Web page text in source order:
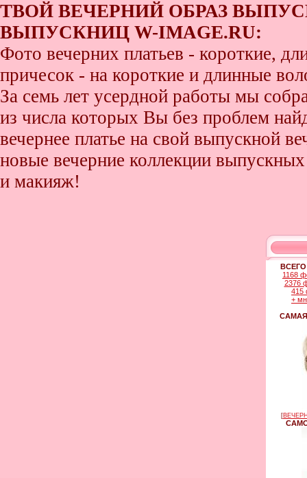
ТВОЙ ВЕЧЕРНИЙ ОБРАЗ
ВЫПУСКНИЦ W-IMAGE.RU:
Фото вечерних платьев - короткие,
причесок - на короткие и длинные
За семь лет усердной работы мы
из числа которых Вы без проблем
вечернее платье на свой выпускной
новые вечерние коллекции
и макияж!
1168
2376
415
+
[